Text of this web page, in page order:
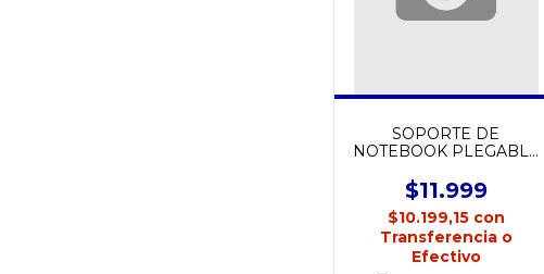
SOPORTE DE
NOTEBOOK PLEGABLE
$11.999
$10.199,15 con
Transferencia o
Efectivo